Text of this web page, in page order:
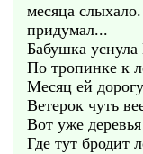
месяца
придумал...
Бабушка
По тропинке к
Месяц ей
Ветерок чуть
Вот уже
Где тут бродит